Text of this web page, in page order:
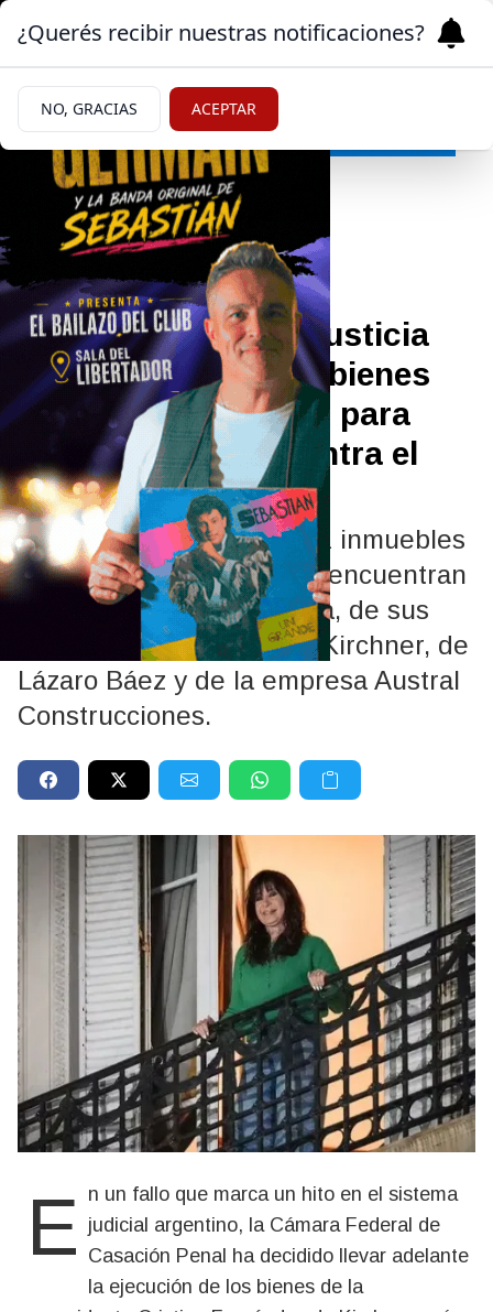
Mundo
JUSTICIA | 24/04/2026
Causa Vialidad: la Justicia
ordenó ejecutar los bienes
de Cristina Kirchner para
cubrir el "fraude contra el
estado"
El fallo alcanza a unos 111 inmuebles
en total, entre los que se encuentran
activos de la expresidenta, de sus
hijos Máximo y Florencia Kirchner, de
Lázaro Báez y de la empresa Austral
Construcciones.
En un fallo que marca un hito en el sistema judicial argentino, la Cámara Federal de
Casación Penal ha decidido llevar adelante
la ejecución de los bienes de la
¿Querés recibir nuestras notificaciones?
NO, GRACIAS ACEPTAR